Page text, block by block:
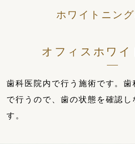
ホワイトニン
オフィスホワイ
歯科医院内で行う施術です。歯
で行うので、歯の状態を確認し
す。